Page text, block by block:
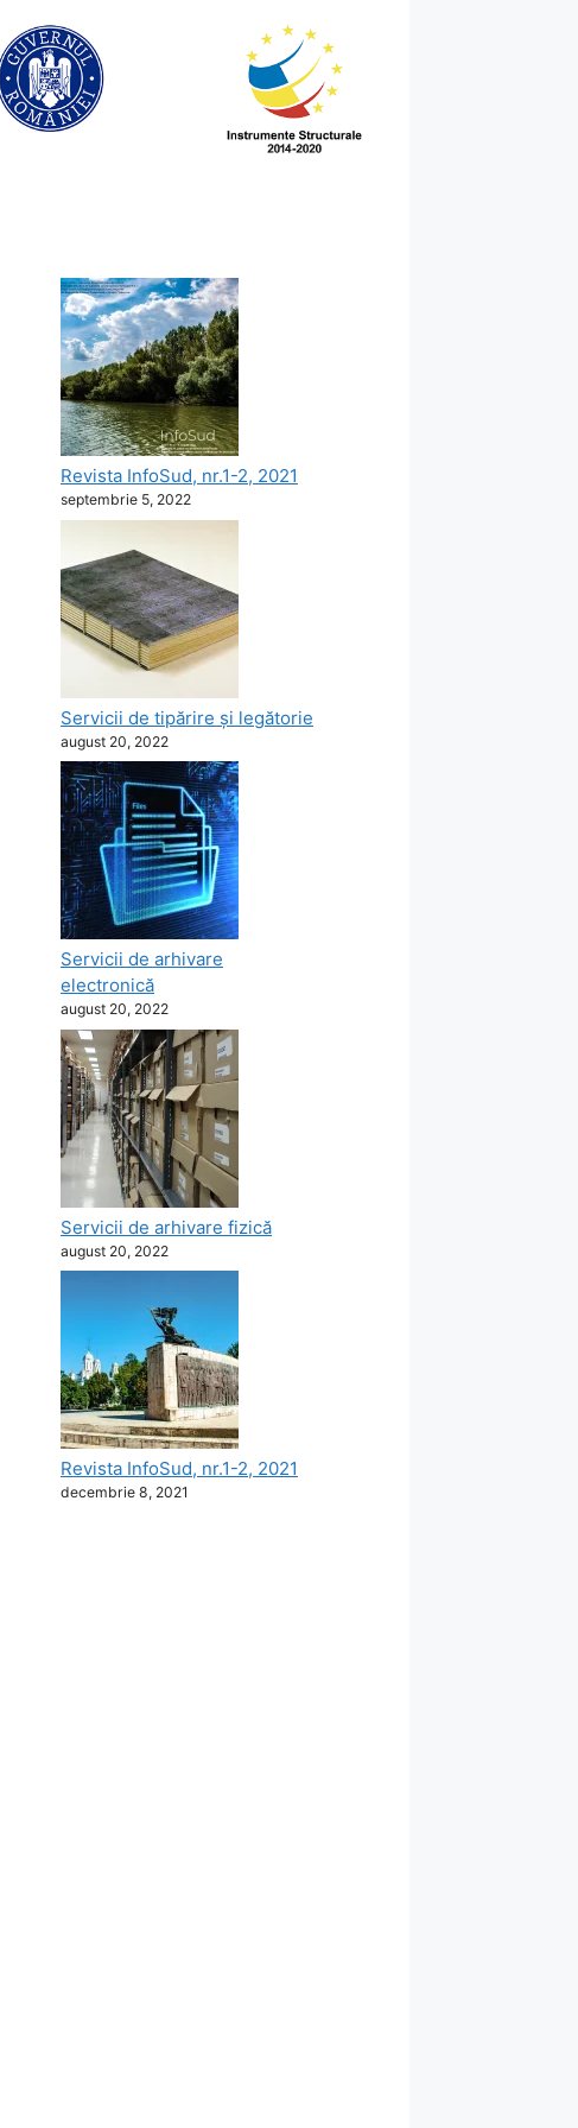
Revista InfoSud, nr.1-2, 2021
septembrie 5, 2022
Servicii de tipărire şi legătorie
august 20, 2022
Servicii de arhivare
electronică
august 20, 2022
Servicii de arhivare fizică
august 20, 2022
Revista InfoSud, nr.1-2, 2021
decembrie 8, 2021